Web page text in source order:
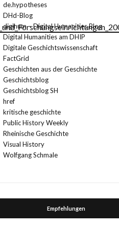
de.hypotheses
DHd-Blog
digihum – Digital Humanities Blog
Digital Humanities am DHIP
Digitale Geschichtswissenschaft
FactGrid
Geschichten aus der Geschichte
Geschichtsblog
Geschichtsblog SH
href
kritische geschichte
Public History Weekly
Rheinische Geschichte
Visual History
Wolfgang Schmale
Empfehlungen